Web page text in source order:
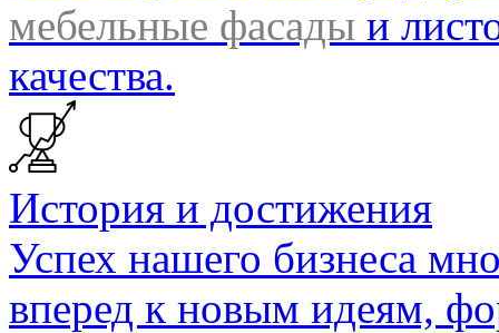
мебельные фасады и
качества.
История и достижения
Успех нашего бизнеса
вперед к новым идеям,